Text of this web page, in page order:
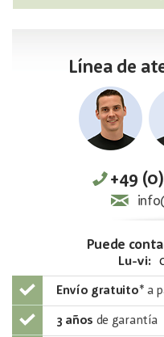
Línea de
+49
Puede
Lu-vi:
Envío gratuito* a
3 años de garantía